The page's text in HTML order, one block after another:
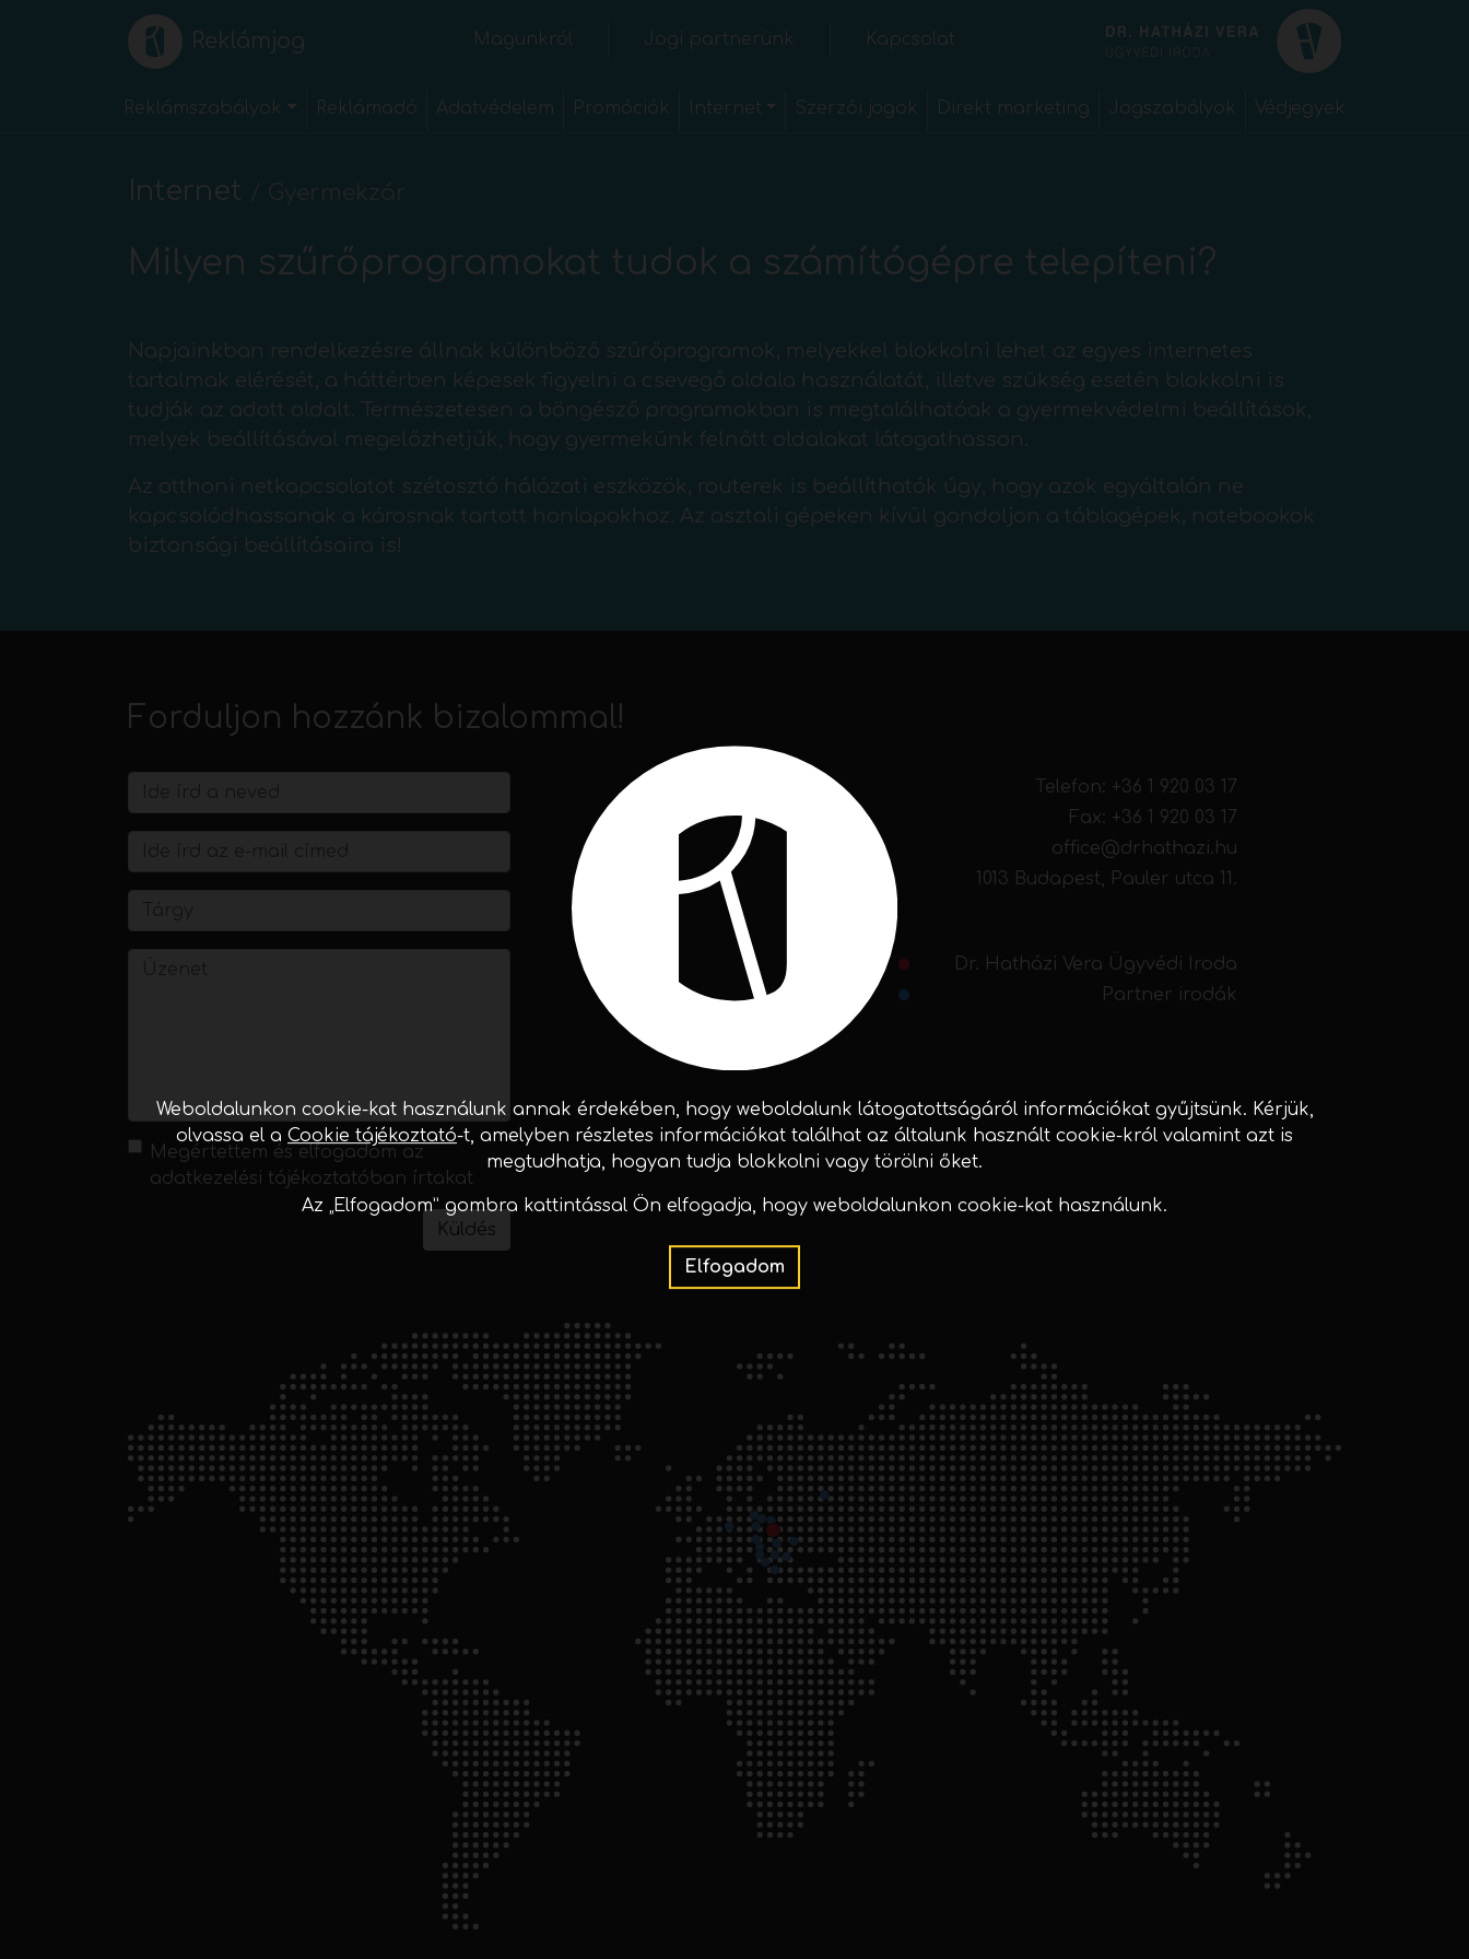
Weboldalunkon cookie-kat használunk annak érdekében, hogy weboldalunk látogatottságáról információkat gyűjtsünk. Kérjük,
olvassa el a Cookie tájékoztató-t, amelyben részletes információkat találhat az általunk használt cookie-król valamint azt is
megtudhatja, hogyan tudja blokkolni vagy törölni őket.
Az „Elfogadom” gombra kattintással Ön elfogadja, hogy weboldalunkon cookie-kat használunk.
Elfogadom
Reklámjog Magunkról Jogi partnerünk Kapcsolat
Reklámszabályok Reklámadó Adatvédelem Promóciók Internet Szerzői jogok Direkt marketing Jogszabályok Védjegyek
Internet
Milyen szűrőprogramokat tudok a számítógépre telepíteni?
Napjainkban rendelkezésre állnak különböző szűrőprogramok, melyekkel blokkolni lehet az egyes internetes
tartalmak elérését, a háttérben képesek figyelni a csevegő oldala használatát, illetve szükség esetén blokkolni is
tudják az adott oldalt. Természetesen a böngésző programokban is megtalálhatóak a gyermekvédelmi beállítások,
melyek beállításával megelőzhetjük, hogy gyermekünk felnőtt oldalakat látogathasson.
Az otthoni netkapcsolatot szétosztó hálózati eszközök, routerek is beállíthatók úgy, hogy azok egyáltalán ne
kapcsolódhassanak a károsnak tartott honlapokhoz. Az asztali gépeken kívül gondoljon a táblagépek, notebookok
biztonsági beállításaira is!
Forduljon hozzánk bizalommal!
Megértettem és elfogadom az
adatkezelési tájékoztatóban írtakat
Küldés
Telefon: +36 1 920 03 17
Fax: +36 1 920 03 17
office@drhathazi.hu
1013 Budapest, Pauler utca 11.
Dr. Hatházi Vera Ügyvédi Iroda
Partner irodák